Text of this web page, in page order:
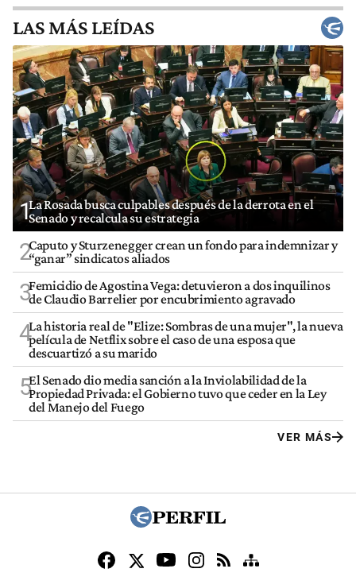
LAS MÁS LEÍDAS
1La Rosada busca culpables después de la derrota en el
Senado y recalcula su estrategia
2Caputo y Sturzenegger crean un fondo para indemnizar y
“ganar” sindicatos aliados
3Femicidio de Agostina Vega: detuvieron a dos inquilinos
de Claudio Barrelier por encubrimiento agravado
4La historia real de "Elize: Sombras de una mujer", la nueva
película de Netflix sobre el caso de una esposa que
descuartizó a su marido
5El Senado dio media sanción a la Inviolabilidad de la
Propiedad Privada: el Gobierno tuvo que ceder en la Ley
del Manejo del Fuego
VER MÁS